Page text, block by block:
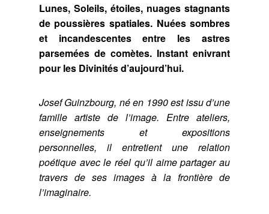
Lunes, Soleils, étoiles, nuages stagnants
de poussières spatiales. Nuées sombres
et incandescentes entre les astres
parsemées de comètes. Instant enivrant
pour les Divinités d’aujourd’hui.
Josef Guinzbourg, né en 1990 est issu d’une
famille artiste de l’image. Entre ateliers,
enseignements et expositions
personnelles, il entretient une relation
poétique avec le réel qu’il aime partager au
travers de ses images à la frontière de
l’imaginaire.